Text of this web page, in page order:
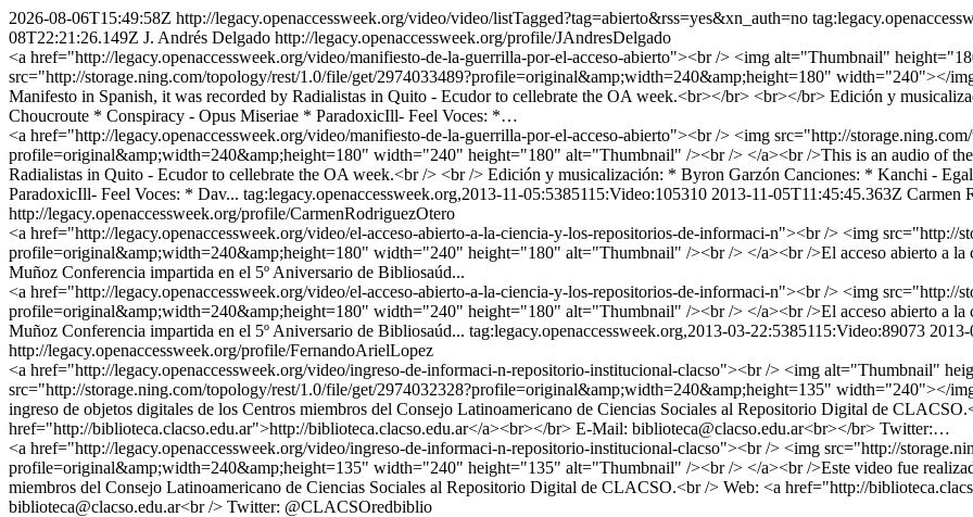
2026-08-06T15:49:58Z http://legacy.openaccessweek.org/video/video/listTagged?tag=abierto&rss=yes&xn_auth=no
08T22:21:26.149Z J. Andrés Delgado http://legacy.openaccessweek.org/profile/JAndresDelgado
<a href="http://legacy.openaccessweek.org/video/manifiesto-de-la-guerrilla-por-el-acceso-abierto"><br /> <img alt="Thumbnail"
src="http://storage.ning.com/topology/rest/1.0/file/get/2974033489?profile=original&amp;width=240&amp;height=180" width="240"></
Manifesto in Spanish, it was recorded by Radialistas in Quito - Ecudor to cellebrate the OA week.<br></br> <br></br> Edición y
Choucroute * Conspiracy - Opus Miseriae * ParadoxicIll- Feel Voces: *…
<a href="http://legacy.openaccessweek.org/video/manifiesto-de-la-guerrilla-por-el-acceso-abierto"><br /> <img src="http://
profile=original&amp;width=240&amp;height=180" width="240" height="180" alt="Thumbnail" /><br /> </a><br />This is an audio of
Radialistas in Quito - Ecudor to cellebrate the OA week.<br /> <br /> Edición y musicalización: * Byron Garzón Canciones: * Kanchi -
ParadoxicIll- Feel Voces: * Dav... tag:legacy.openaccessweek.org,2013-11-05:5385115:Video:105310 2013-11-05T11:45:45.363Z Carmen
http://legacy.openaccessweek.org/profile/CarmenRodriguezOtero
<a href="http://legacy.openaccessweek.org/video/el-acceso-abierto-a-la-ciencia-y-los-repositorios-de-informaci-n"><br /> <img src="http://
profile=original&amp;width=240&amp;height=180" width="240" height="180" alt="Thumbnail" /><br /> </a><br />El acceso abierto a la
Muñoz Conferencia impartida en el 5º Aniversario de Bibliosaúd...
<a href="http://legacy.openaccessweek.org/video/el-acceso-abierto-a-la-ciencia-y-los-repositorios-de-informaci-n"><br /> <img src="http://
profile=original&amp;width=240&amp;height=180" width="240" height="180" alt="Thumbnail" /><br /> </a><br />El acceso abierto a la
Muñoz Conferencia impartida en el 5º Aniversario de Bibliosaúd... tag:legacy.openaccessweek.org,2013-03-22:5385115:Video:89073
http://legacy.openaccessweek.org/profile/FernandoArielLopez
<a href="http://legacy.openaccessweek.org/video/ingreso-de-informaci-n-repositorio-institucional-clacso"><br /> <img alt="Thumbnail"
src="http://storage.ning.com/topology/rest/1.0/file/get/2974032328?profile=original&amp;width=240&amp;height=135" width="240"></
ingreso de objetos digitales de los Centros miembros del Consejo Latinoamericano de Ciencias Sociales al Repositorio Digital de
href="http://biblioteca.clacso.edu.ar">http://biblioteca.clacso.edu.ar</a><br></br> E-Mail: biblioteca@clacso.edu.ar<br></br> Twitter:…
<a href="http://legacy.openaccessweek.org/video/ingreso-de-informaci-n-repositorio-institucional-clacso"><br /> <img src="http://
profile=original&amp;width=240&amp;height=135" width="240" height="135" alt="Thumbnail" /><br /> </a><br />Este video fue
miembros del Consejo Latinoamericano de Ciencias Sociales al Repositorio Digital de CLACSO.<br /> Web: <a href="http://
biblioteca@clacso.edu.ar<br /> Twitter: @CLACSOredbiblio